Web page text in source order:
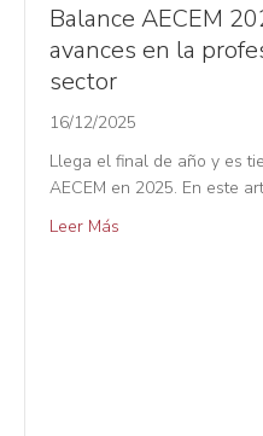
Balance AECEM
avances en la
sector
16/12/2025
Llega el final de año y es
AECEM en 2025. En este
Leer Más